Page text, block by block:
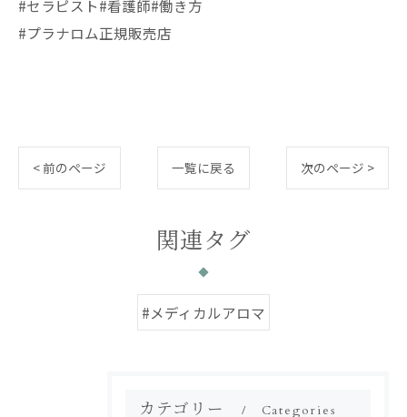
#セラピスト#看護師#働き方
#プラナロム正規販売店
< 前のページ 一覧に戻る 次のページ >
関連タグ
#メディカルアロマ
カテゴリー Categories